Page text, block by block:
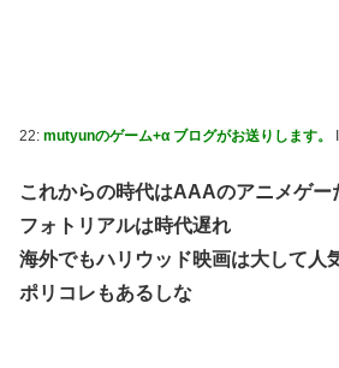
22: mutyunのゲーム+α ブログがお送りします。
これからの時代はAAAのアニメゲー
フォトリアルは時代遅れ
海外でもハリウッド映画は大して人
ポリコレもあるしな